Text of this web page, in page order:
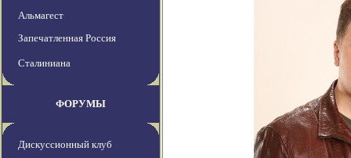
Альмагест
Запечатленная Россия
Сталиниана
ФОРУМЫ
Дискуссионный клуб